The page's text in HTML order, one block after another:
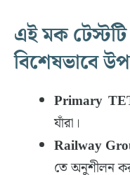
এই মক
বিশেষভাবে
Primary
যাঁরা।
Railway
তে অনুশীলন